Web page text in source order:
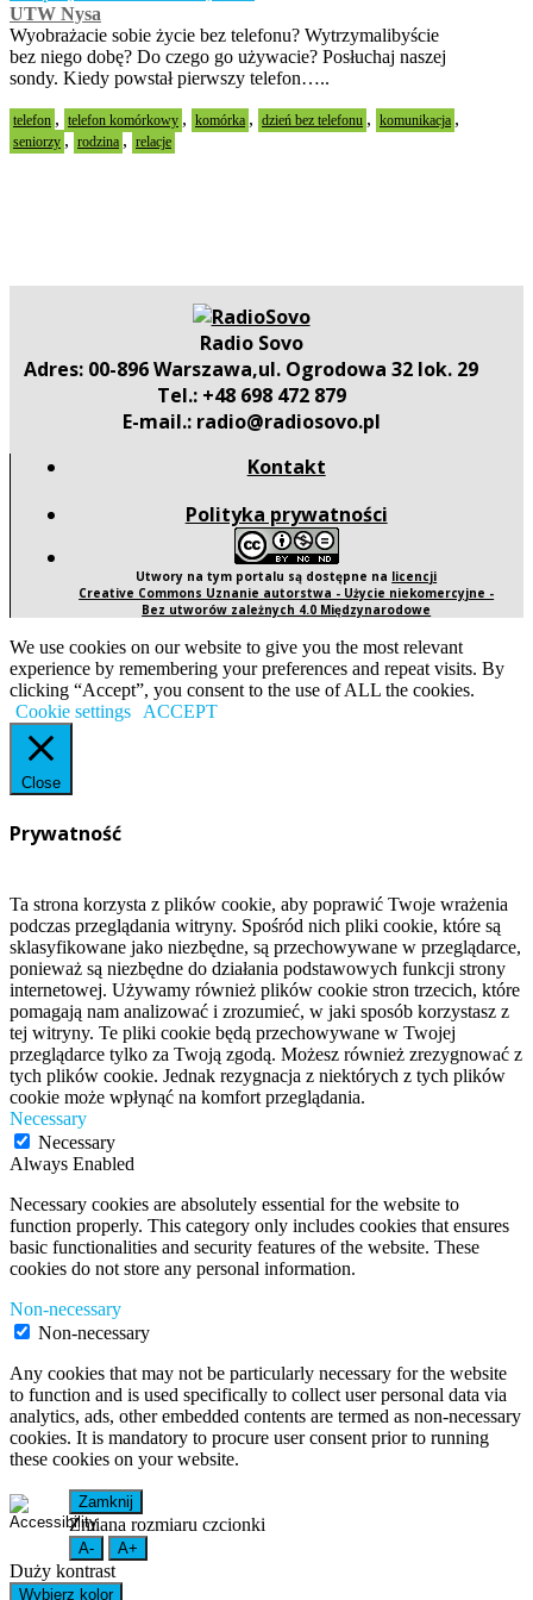
UTW Nysa
Wyobrażacie sobie życie bez telefonu? Wytrzymalibyście
bez niego dobę? Do czego go używacie? Posłuchaj naszej
sondy. Kiedy powstał pierwszy telefon…..
telefon , telefon komórkowy , komórka , dzień bez telefonu , komunikacja ,
seniorzy , rodzina , relacje
Radio Sovo
Adres: 00-896 Warszawa,ul. Ogrodowa 32 lok. 29
Tel.: +48 698 472 879
E-mail.: radio@radiosovo.pl
Kontakt
Polityka prywatności
Utwory na tym portalu są dostępne na licencji
Creative Commons Uznanie autorstwa - Użycie niekomercyjne -
Bez utworów zależnych 4.0 Międzynarodowe
We use cookies on our website to give you the most relevant
experience by remembering your preferences and repeat visits. By
clicking “Accept”, you consent to the use of ALL the cookies.
Cookie settings
ACCEPT
Close
Prywatność
Ta strona korzysta z plików cookie, aby poprawić Twoje wrażenia
podczas przeglądania witryny. Spośród nich pliki cookie, które są
sklasyfikowane jako niezbędne, są przechowywane w przeglądarce,
ponieważ są niezbędne do działania podstawowych funkcji strony
internetowej. Używamy również plików cookie stron trzecich, które
pomagają nam analizować i zrozumieć, w jaki sposób korzystasz z
tej witryny. Te pliki cookie będą przechowywane w Twojej
przeglądarce tylko za Twoją zgodą. Możesz również zrezygnować z
tych plików cookie. Jednak rezygnacja z niektórych z tych plików
cookie może wpłynąć na komfort przeglądania.
Necessary
Necessary
Always Enabled
Necessary cookies are absolutely essential for the website to
function properly. This category only includes cookies that ensures
basic functionalities and security features of the website. These
cookies do not store any personal information.
Non-necessary
Non-necessary
Any cookies that may not be particularly necessary for the website
to function and is used specifically to collect user personal data via
analytics, ads, other embedded contents are termed as non-necessary
cookies. It is mandatory to procure user consent prior to running
these cookies on your website.
Zamknij
Zmiana rozmiaru czcionki
A- A+
Duży kontrast
Wybierz kolor